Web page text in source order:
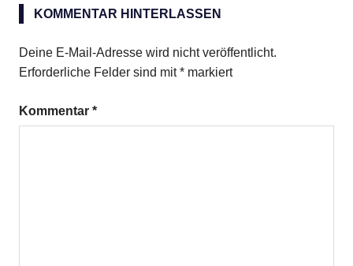
KOMMENTAR HINTERLASSEN
Deine E-Mail-Adresse wird nicht veröffentlicht.
Erforderliche Felder sind mit* markiert
Kommentar *